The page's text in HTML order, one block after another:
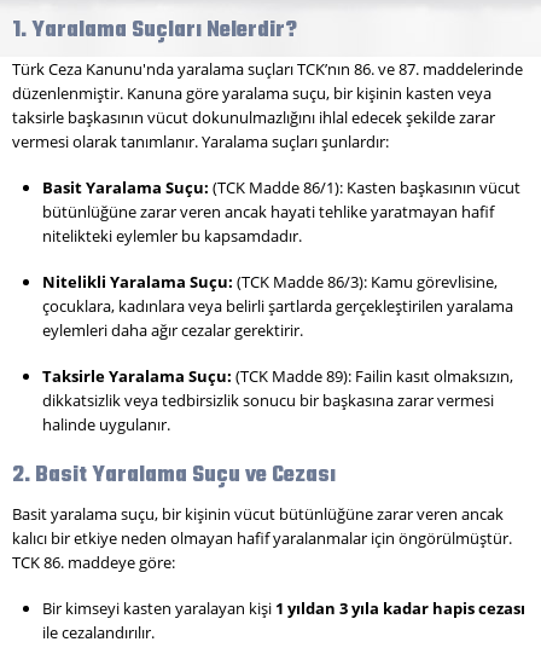
1. Yaralama Suçları Nelerdir?
Türk Ceza Kanunu'nda yaralama suçları TCK’nın 86. ve 87. maddelerinde
düzenlenmiştir. Kanuna göre yaralama suçu, bir kişinin kasten veya
taksirle başkasının vücut dokunulmazlığını ihlal edecek şekilde zarar
vermesi olarak tanımlanır. Yaralama suçları şunlardır:
Basit Yaralama Suçu: (TCK Madde 86/1): Kasten başkasının vücut
bütünlüğüne zarar veren ancak hayati tehlike yaratmayan hafif
nitelikteki eylemler bu kapsamdadır.
Nitelikli Yaralama Suçu: (TCK Madde 86/3): Kamu görevlisine,
çocuklara, kadınlara veya belirli şartlarda gerçekleştirilen yaralama
eylemleri daha ağır cezalar gerektirir.
Taksirle Yaralama Suçu: (TCK Madde 89): Failin kasıt olmaksızın,
dikkatsizlik veya tedbirsizlik sonucu bir başkasına zarar vermesi
halinde uygulanır.
2. Basit Yaralama Suçu ve Cezası
Basit yaralama suçu, bir kişinin vücut bütünlüğüne zarar veren ancak
kalıcı bir etkiye neden olmayan hafif yaralanmalar için öngörülmüştür.
TCK 86. maddeye göre:
Bir kimseyi kasten yaralayan kişi 1 yıldan 3 yıla kadar hapis cezası
ile cezalandırılır.